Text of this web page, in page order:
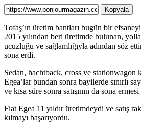
Kopyala
Tofaş’ın üretim bantları bugün bir
2015 yılından beri üretimde bulunan,
ucuzluğu ve sağlamlığıyla adından söz
sona erdi.
Sedan, hachtback, cross ve stationwagon
Egea’lar bundan sonra bayilerde sınırlı
ve kısa süre sonra satışının da sona
Fiat Egea 11 yıldır üretimdeydi ve satış
kılmayı başarıyordu.